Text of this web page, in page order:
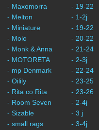
- Maxomorra
- Melton
- Miniature
- Molo
- Monk & Anna
- MOTORETA
- mp Denmark
- Oilily
- Rita co Rita
- Room Seven
- Sizable
- small rags
- 19-22
- 1-2j
- 19-22
- 20-22
- 21-24
- 2-3j
- 22-24
- 23-25
- 23-26
- 2-4j
- 3 j
- 3-4j